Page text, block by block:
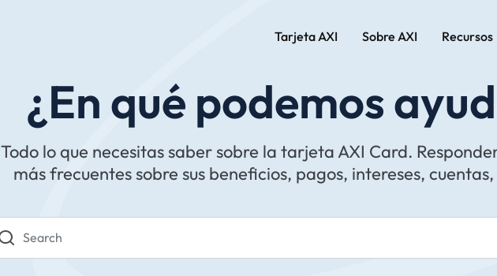
Tarjeta AXI Sobre AXI Recursos
¿En qué podemos
Todo lo que necesitas saber sobre la tarjeta AXI Card.
más frecuentes sobre sus beneficios, pagos, intereses,